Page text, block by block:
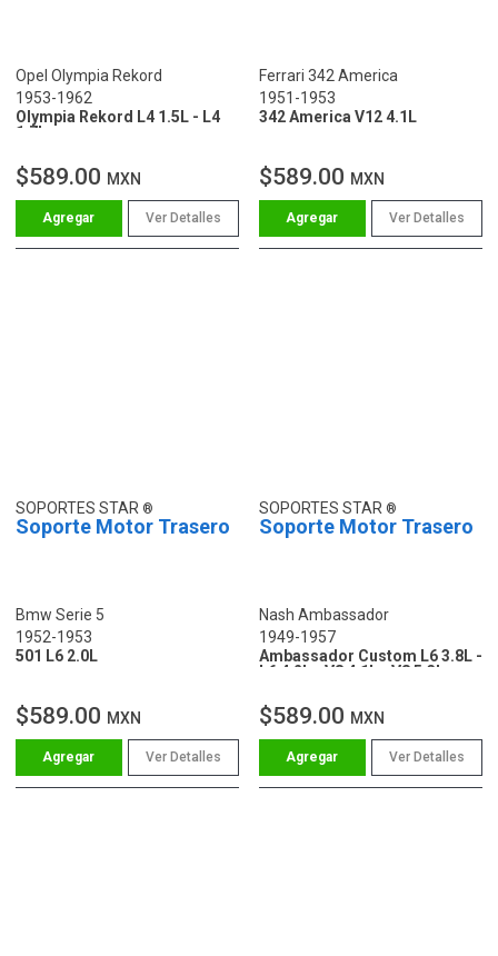
Opel Olympia Rekord
1953-1962
Olympia Rekord L4 1.5L - L4
1.7L
$589.00 MXN
Ver Detalles
Ferrari 342 America
1951-1953
342 America V12 4.1L
$589.00 MXN
Ver Detalles
SOPORTES STAR
Soporte Motor Trasero
Bmw Serie 5
1952-1953
501 L6 2.0L
$589.00 MXN
Ver Detalles
SOPORTES STAR
Soporte Motor Trasero
Nash Ambassador
1949-1957
Ambassador Custom L6 3.8L -
L6 4.2L - V8 4.1L - V8 5.3L
$589.00 MXN
Ver Detalles